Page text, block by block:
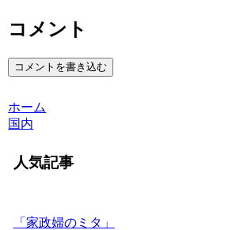
コメント
コメントを書き込む
ホーム
国内
人気記事
「家政婦のミタ」